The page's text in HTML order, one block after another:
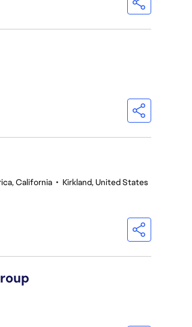
California • Kirkland, United States